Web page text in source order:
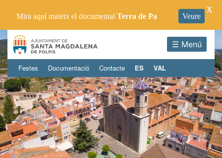
☰ Menú
Festes Documentació Contacte ES VAL
Mira aquí mateix el documental Terra de Pa Veure
X